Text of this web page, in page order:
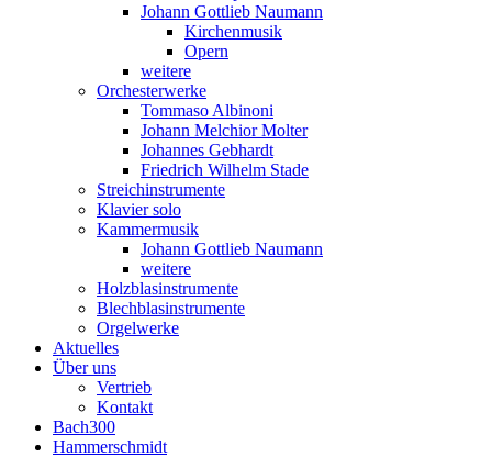
Johann Gottlieb Naumann
Kirchenmusik
Opern
weitere
Orchesterwerke
Tommaso Albinoni
Johann Melchior Molter
Johannes Gebhardt
Friedrich Wilhelm Stade
Streichinstrumente
Klavier solo
Kammermusik
Johann Gottlieb Naumann
weitere
Holzblasinstrumente
Blechblasinstrumente
Orgelwerke
Aktuelles
Über uns
Vertrieb
Kontakt
Bach300
Hammerschmidt